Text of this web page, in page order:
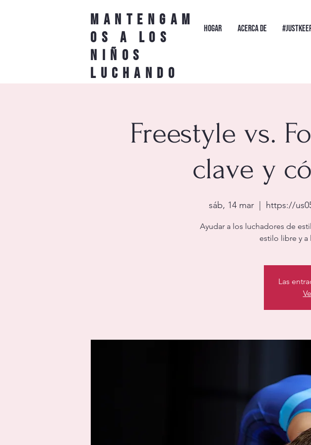
Mantengam
os a los
niños
luchando
HOGAR Acerca de
Freestyle vs.
clave y
sáb, 14 mar https://
Ayudar a los luchadores de
estilo libre y a
Las